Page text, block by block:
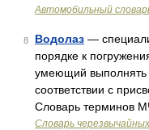
Автомобильный
8 Водолаз —
порядке к
умеющий выполнять
соответствии с
Словарь терминов
Словарь